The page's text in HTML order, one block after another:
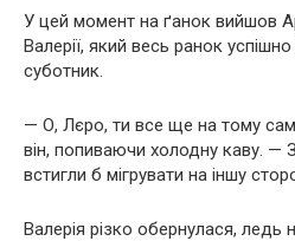
У цей момент на ґанок вийшов
Валерії, який весь ранок успішно
суботник.
— О, Лєро, ти все ще на тому
він, попиваючи холодну каву. —
встигли б мігрувати на іншу
Валерія різко обернулася,